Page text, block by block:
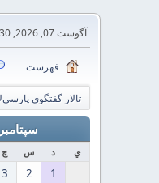
آگوست 07, 2026, 01:24:30 قبل از ظهر
فهرست
تالار گفتگوی
سپتامبر
ي د س چ
1
2
3